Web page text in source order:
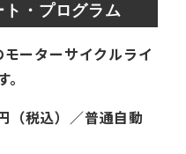
・プログラム
ーターサイクルライ
（税込）／普通自動